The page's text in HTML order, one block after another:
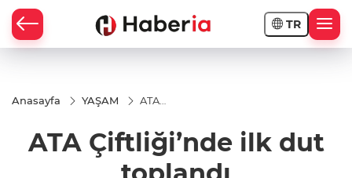
TR
Anasayfa YAŞAM
ATA
toplandı
ATA Çiftliği’nde ilk dut